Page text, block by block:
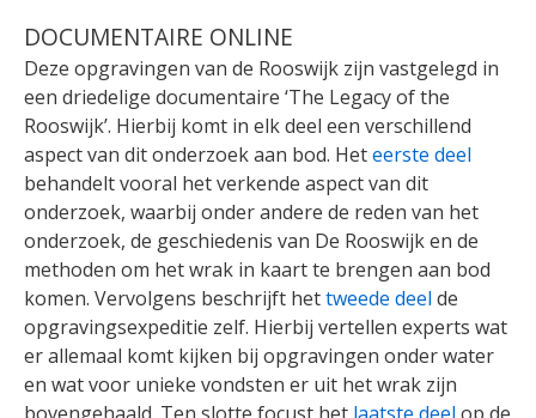
DOCUMENTAIRE ONLINE
Deze opgravingen van de Rooswijk zijn vastgelegd in
een driedelige documentaire ‘The Legacy of the
Rooswijk’. Hierbij komt in elk deel een verschillend
aspect van dit onderzoek aan bod. Heteerste deel
behandelt vooral het verkende aspect van dit
onderzoek, waarbij onder andere de reden van het
onderzoek, de geschiedenis van De Rooswijk en de
methoden om het wrak in kaart te brengen aan bod
komen. Vervolgens beschrijft hettweede deel de
opgravingsexpeditie zelf. Hierbij vertellen experts wat
er allemaal komt kijken bij opgravingen onder water
en wat voor unieke vondsten er uit het wrak zijn